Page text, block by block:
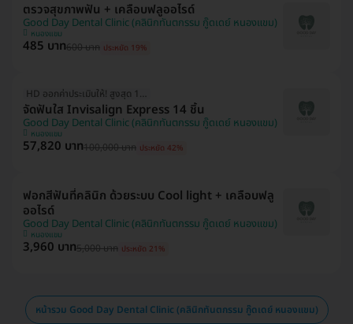
ตรวจสุขภาพฟัน + เคลือบฟลูออไรด์
Good Day Dental Clinic (คลินิกทันตกรรม กู๊ดเดย์ หนองแขม)
หนองแขม
485 บาท600 บาท ประหยัด 19%
HD ออกค่าประเมินให้! สูงสุด 1500 บ.
จัดฟันใส Invisalign Express 14 ชิ้น
Good Day Dental Clinic (คลินิกทันตกรรม กู๊ดเดย์ หนองแขม)
หนองแขม
57,820 บาท100,000 บาท ประหยัด 42%
ฟอกสีฟันที่คลินิก ด้วยระบบ Cool light + เคลือบฟลู
ออไรด์
Good Day Dental Clinic (คลินิกทันตกรรม กู๊ดเดย์ หนองแขม)
หนองแขม
3,960 บาท5,000 บาท ประหยัด 21%
หน้ารวม Good Day Dental Clinic (คลินิกทันตกรรม กู๊ดเดย์ หนองแขม)